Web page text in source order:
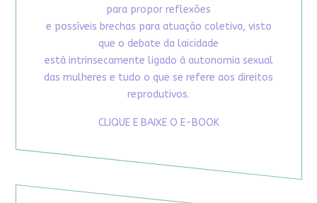
para propor reflexões
e possíveis brechas para atuação coletiva, visto
que o debate da laicidade
está intrinsecamente ligado à autonomia sexual
das mulheres e tudo o que se refere aos direitos
reprodutivos.
CLIQUE E BAIXE O E-BOOK